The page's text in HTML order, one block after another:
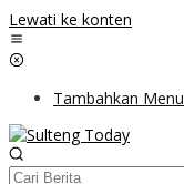
Lewati ke konten
Tambahkan Menu